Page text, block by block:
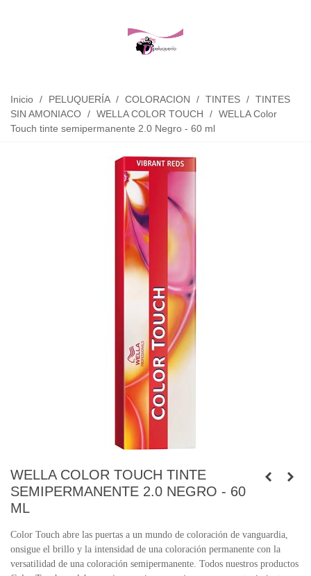
Inicio / PELUQUERÍA / COLORACION / TINTES / TINTES
SIN AMONIACO / WELLA COLOR TOUCH / WELLA Color
Touch tinte semipermanente 2.0 Negro - 60 ml
WELLA COLOR TOUCH TINTE
SEMIPERMANENTE 2.0 NEGRO - 60
ML
Color Touch abre las puertas a un mundo de coloración de vanguardia,
onsigue el brillo y la intensidad de una coloración permanente con la
versatilidad de una coloración semipermanente. Todos nuestros productos